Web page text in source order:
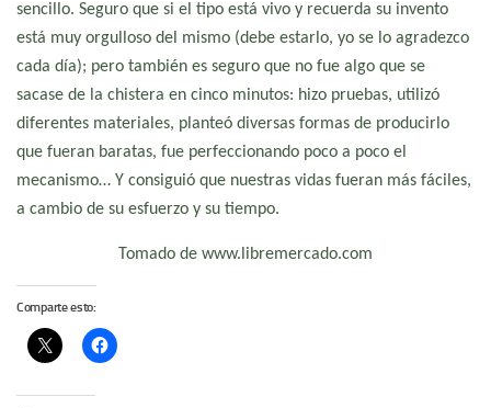
sencillo. Seguro que si el tipo está vivo y recuerda su invento
está muy orgulloso del mismo (debe estarlo, yo se lo agradezco
cada día); pero también es seguro que no fue algo que se
sacase de la chistera en cinco minutos: hizo pruebas, utilizó
diferentes materiales, planteó diversas formas de producirlo
que fueran baratas, fue perfeccionando poco a poco el
mecanismo… Y consiguió que nuestras vidas fueran más fáciles,
a cambio de su esfuerzo y su tiempo.
Tomado de www.libremercado.com
Comparte esto: